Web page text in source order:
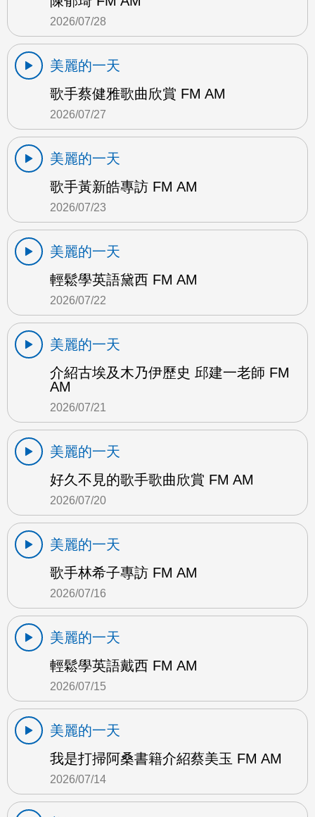
2026/07/28
美麗的一天
歌手蔡健雅歌曲欣賞 FM AM
2026/07/27
美麗的一天
歌手黃新皓專訪 FM AM
2026/07/23
美麗的一天
輕鬆學英語黛西 FM AM
2026/07/22
美麗的一天
介紹古埃及木乃伊歷史 邱建一老師 FM
AM
2026/07/21
美麗的一天
好久不見的歌手歌曲欣賞 FM AM
2026/07/20
美麗的一天
歌手林希子專訪 FM AM
2026/07/16
美麗的一天
輕鬆學英語戴西 FM AM
2026/07/15
美麗的一天
我是打掃阿桑書籍介紹蔡美玉 FM AM
2026/07/14